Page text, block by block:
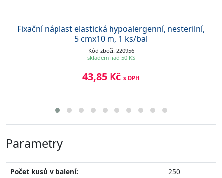
Fixační náplast elastická hypoalergenní, nesterilní,
5 cmx10 m, 1 ks/bal
Kód zboží: 220956
skladem nad 50 KS
43,85 Kč s DPH
Parametry
Počet kusů v balení:
250